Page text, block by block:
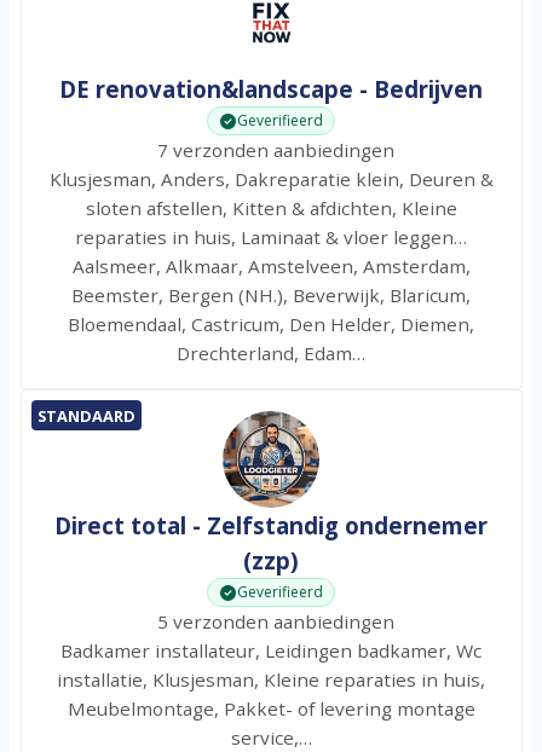
DE renovation&landscape - Bedrijven
Geverifieerd
7 verzonden aanbiedingen
Klusjesman, Anders, Dakreparatie klein, Deuren &
sloten afstellen, Kitten & afdichten, Kleine
reparaties in huis, Laminaat & vloer leggen…
Aalsmeer, Alkmaar, Amstelveen, Amsterdam,
Beemster, Bergen (NH.), Beverwijk, Blaricum,
Bloemendaal, Castricum, Den Helder, Diemen,
Drechterland, Edam…
STANDAARD
Direct total - Zelfstandig ondernemer
(zzp)
Geverifieerd
5 verzonden aanbiedingen
Badkamer installateur, Leidingen badkamer, Wc
installatie, Klusjesman, Kleine reparaties in huis,
Meubelmontage, Pakket- of levering montage
service,…